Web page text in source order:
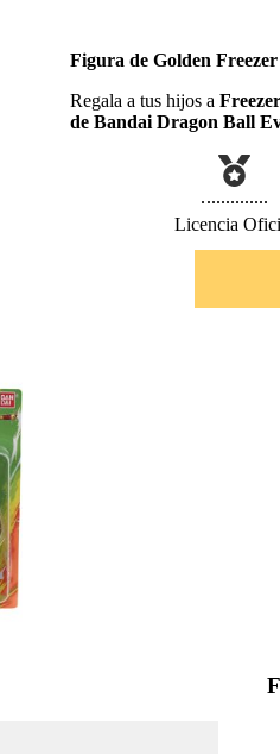
Figura de Golden
Regala a tus hijos a
de Bandai Dragon Ball
Licencia